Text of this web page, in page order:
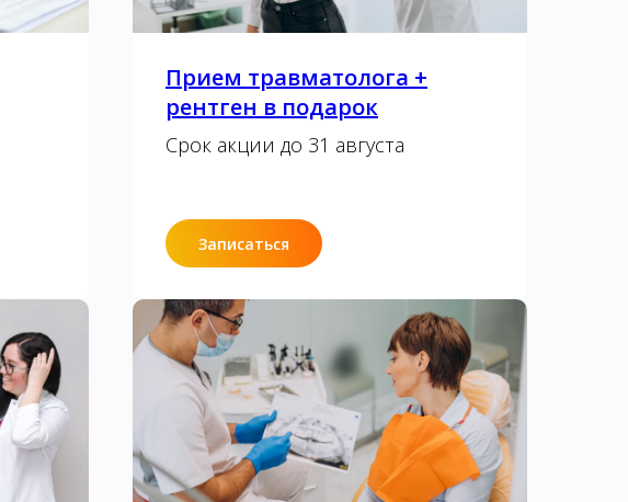
Прием травматолога +
рентген в подарок
Срок акции до 31 августа
Записаться